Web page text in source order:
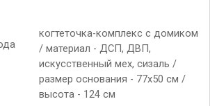
когтеточка-комплекс с домиком
/ материал - ДСП, ДВП,
искусственный мех, сизаль /
размер основания - 77х50 см /
высота - 124 см